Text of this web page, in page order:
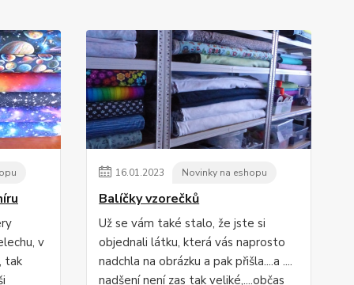
v
tak
16.01.2023 Novinky na eshopu
Balíčky vzorečků
Už se vám také stalo, že jste si
objednali látku, která vás naprosto
nadchla na obrázku a pak přišla....a ....
nadšení není zas tak veliké,....občas